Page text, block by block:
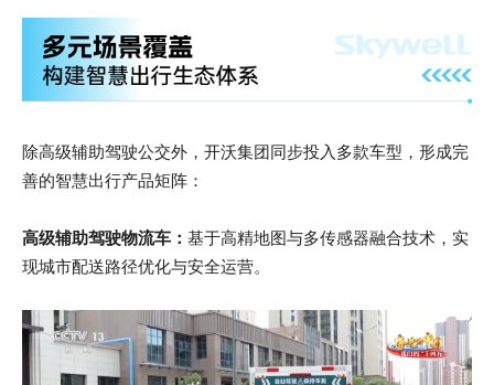
除高级辅助驾驶公交外，开沃集团同步投入多款车型，形成完
善的智慧出行产品矩阵：
高级辅助驾驶物流车： 基于高精地图与多传感器融合技术，实
现城市配送路径优化与安全运营。